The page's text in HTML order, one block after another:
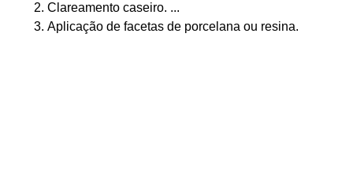
Clareamento caseiro. ...
Aplicação de facetas de porcelana ou resina.